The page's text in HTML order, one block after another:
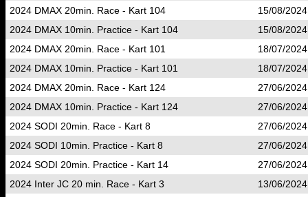
2024 DMAX 20min. Race - Kart 104
15/08/
2024 DMAX 10min. Practice - Kart 104
15/08/
2024 DMAX 20min. Race - Kart 101
18/07/
2024 DMAX 10min. Practice - Kart 101
18/07/
2024 DMAX 20min. Race - Kart 124
27/06/
2024 DMAX 10min. Practice - Kart 124
27/06/
2024 SODI 20min. Race - Kart 8
27/06/
2024 SODI 10min. Practice - Kart 8
27/06/
2024 SODI 20min. Practice - Kart 14
27/06/
2024 Inter JC 20 min. Race - Kart 3
13/06/